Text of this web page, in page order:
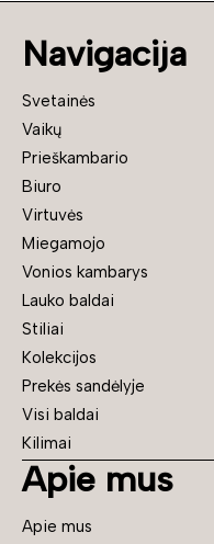
Navigacija
Svetainės
Vaikų
Prieškambario
Biuro
Virtuvės
Miegamojo
Vonios kambarys
Lauko baldai
Stiliai
Kolekcijos
Prekės sandėlyje
Visi baldai
Kilimai
Apie mus
Apie mus